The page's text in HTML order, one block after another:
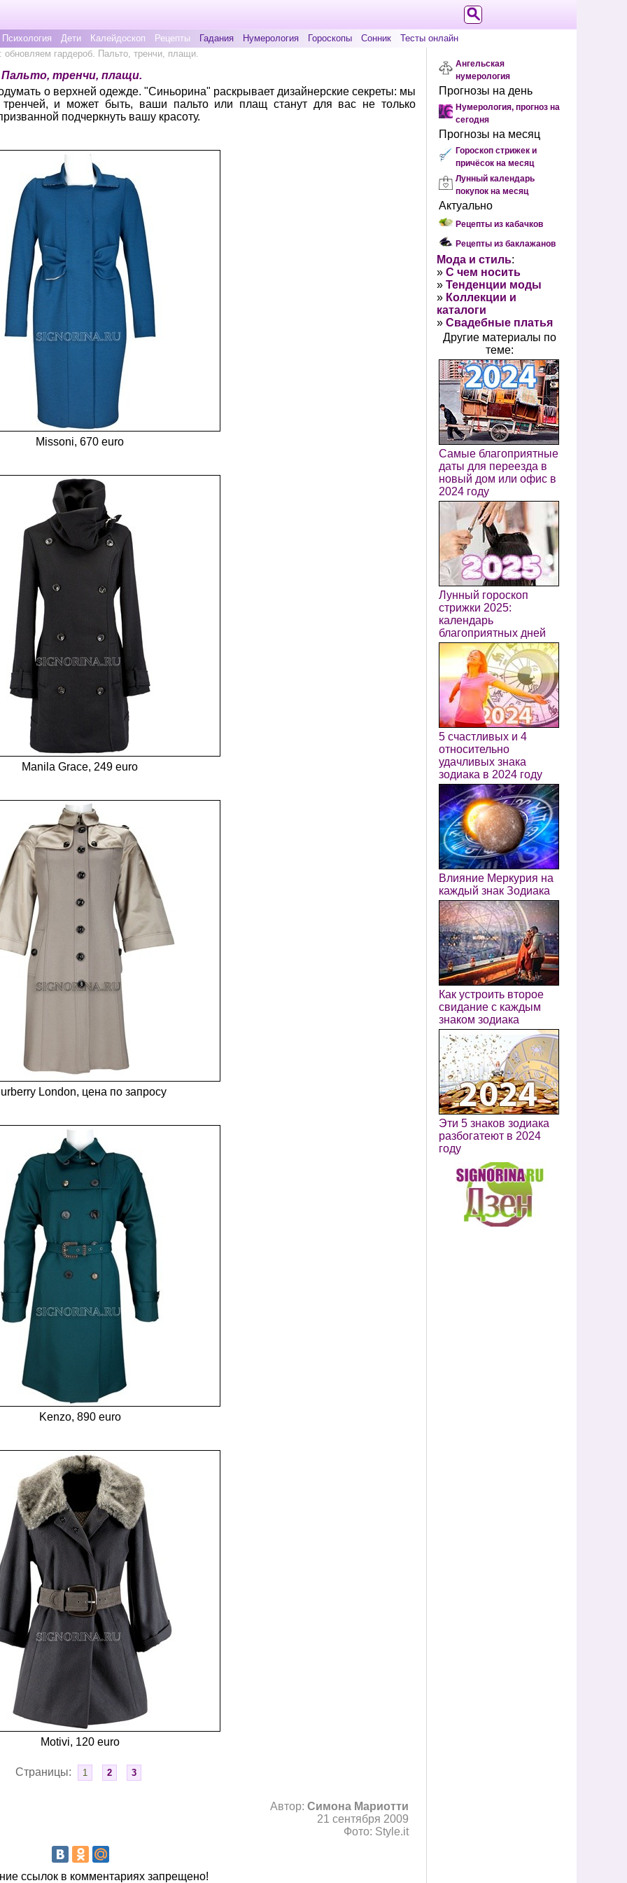
Психология Дети Калейдоскоп Рецепты Гадания Нумерология Гороскопы Сонник
Тесты онлайн
гардероб. Пальто, тренчи, плащи.
Пальто, тренчи, плащи.
о верхней одежде. "Синьорина" раскрывает дизайнерские секреты: мы
и может быть, ваши пальто или плащ станут для вас не только
подчеркнуть вашу красоту.
Missoni, 670 euro
Manila Grace, 249 euro
London, цена по запросу
Kenzo, 890 euro
Motivi, 120 euro
Страницы: 1 2 3
Автор: Симона Мариотти
21 сентября 2009
Фото: Style.it
ссылок в комментариях запрещено!
Ангельская
нумерология
Прогнозы на день
Нумерология, прогноз на
сегодня
Прогнозы на месяц
Гороскоп стрижек и
причёсок на месяц
Лунный календарь
покупок на месяц
Актуально
Рецепты из кабачков
Рецепты из баклажанов
Мода и стиль:
» С чем носить
» Тенденции моды
» Коллекции и
каталоги
» Свадебные платья
Другие материалы по
теме:
Самые благоприятные
даты для переезда в
новый дом или офис в
2024 году
Лунный гороскоп
стрижки 2025:
календарь
благоприятных дней
5 счастливых и 4
относительно
удачливых знака
зодиака в 2024 году
Влияние Меркурия на
каждый знак Зодиака
Как устроить второе
свидание с каждым
знаком зодиака
Эти 5 знаков зодиака
разбогатеют в 2024
году